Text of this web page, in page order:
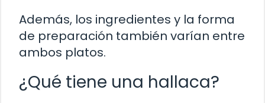
Además, los ingredientes y la forma
de preparación también varían entre
ambos platos.
¿Qué tiene una hallaca?